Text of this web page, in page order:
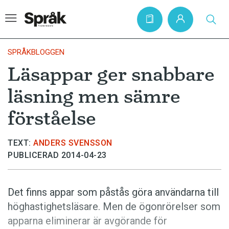
Hem
Artiklar
Krönikor
Språkfrågor
Skrivtips
Kviss
Podden
SPRÅKBLOGGEN
Läsappar ger snabbare
läsning men sämre
förståelse
TEXT: ANDERS SVENSSON
PUBLICERAD 2014-04-23
Det finns appar som påstås göra användarna till
höghastighetsläsare. Men de ögonrörelser som
apparna eliminerar är avgörande för